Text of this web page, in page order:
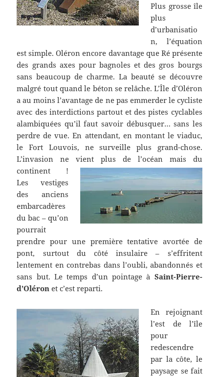
Plus grosse île
plus
d’urbanisatio
n, l’équation
est simple. Oléron encore davantage que Ré présente
des grands axes pour bagnoles et des gros bourgs
sans beaucoup de charme. La beauté se découvre
malgré tout quand le béton se relâche. L’Île d’Oléron
a au moins l’avantage de ne pas emmerder le cycliste
avec des interdictions partout et des pistes cyclables
alambiquées qu’il faut savoir débusquer… sans les
perdre de vue. En attendant, en montant le viaduc,
le Fort Louvois, ne surveille plus grand-chose.
L’invasion ne vient plus de l’océan mais du
continent !
Les vestiges
des anciens
embarcadères
du bac – qu’on
pourrait
prendre pour une première tentative avortée de
pont, surtout du côté insulaire – s’effritent
lentement en contrebas dans l’oubli, abandonnés et
sans but. Le temps d’un pointage à Saint-Pierre-
d’Oléron et c’est reparti.
En rejoignant
l’est de l’île
pour
redescendre
par la côte, le
paysage se fait